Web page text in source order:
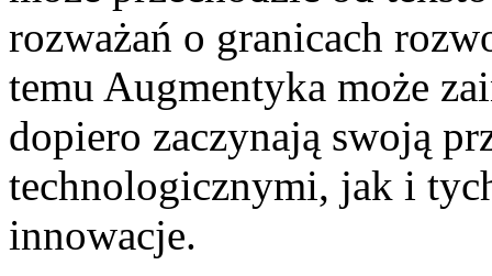
rozważań o granicach
temu Augmentyka może
dopiero zaczynają swoją
technologicznymi, jak i
innowacje.